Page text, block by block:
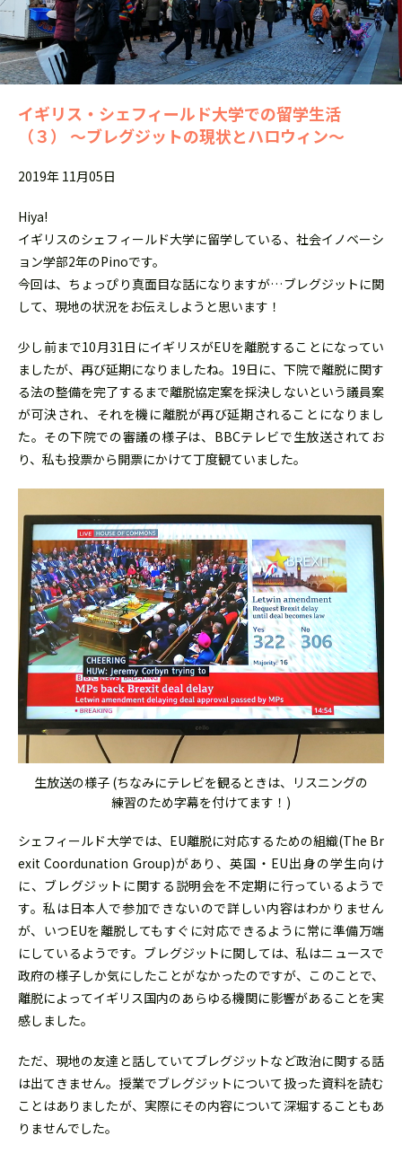
イギリス・シェフィールド大学での留学生活
（３） ～ブレグジットの現状とハロウィン～
2019年 11月05日
Hiya!
イギリスのシェフィールド大学に留学している、社会イノベーシ
ョン学部2年のPinoです。
今回は、ちょっぴり真面目な話になりますが…ブレグジットに関
して、現地の状況をお伝えしようと思います！
少し前まで10月31日にイギリスがEUを離脱することになってい
ましたが、再び延期になりましたね。19日に、下院で離脱に関す
る法の整備を完了するまで離脱協定案を採決しないという議員案
が可決され、それを機に離脱が再び延期されることになりまし
た。その下院での審議の様子は、BBCテレビで生放送されてお
り、私も投票から開票にかけて丁度観ていました。
生放送の様子 (ちなみにテレビを観るときは、リスニングの
練習のため字幕を付けてます！)
シェフィールド大学では、EU離脱に対応するための組織(The Br
exit Coordunation Group)があり、英国・EU出身の学生向け
に、ブレグジットに関する説明会を不定期に行っているようで
す。私は日本人で参加できないので詳しい内容はわかりません
が、いつEUを離脱してもすぐに対応できるように常に準備万端
にしているようです。ブレグジットに関しては、私はニュースで
政府の様子しか気にしたことがなかったのですが、このことで、
離脱によってイギリス国内のあらゆる機関に影響があることを実
感しました。
ただ、現地の友達と話していてブレグジットなど政治に関する話
は出てきません。授業でブレグジットについて扱った資料を読む
ことはありましたが、実際にその内容について深堀することもあ
りませんでした。